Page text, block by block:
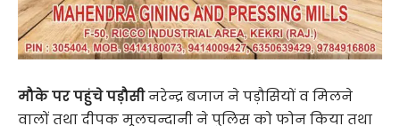
मौके पर पहुंचे पड़ौसीनरेन्द्र बजाज ने पड़ौसियों व मिलने
वालों तथा दीपक मूलचन्दानी ने पुलिस को फोन किया तथा